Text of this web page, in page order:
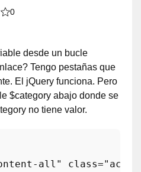
0
desde un bucle
Tengo pestañas que
El jQuery funciona. Pero
$category abajo donde se
no tiene valor.
all" class="